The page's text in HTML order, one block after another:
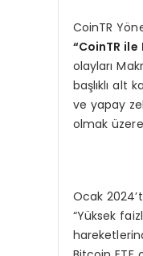
CoinTR
“CoinTR
olayları
başlıklı alt
ve yapay
olmak
Ocak
“Yüksek